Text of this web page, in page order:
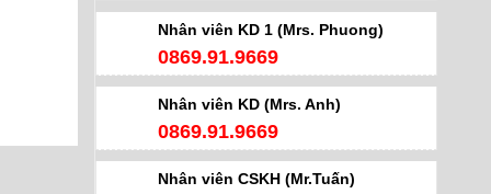
Nhân viên KD 1 (Mrs. Phuong)
0869.91.9669
Nhân viên KD (Mrs. Anh)
0869.91.9669
Nhân viên CSKH (Mr.Tuấn)